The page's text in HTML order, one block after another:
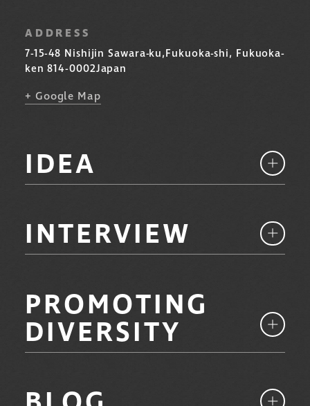
ADDRESS
7-15-48 Nishijin Sawara-ku,Fukuoka-shi, Fukuoka-
ken 814-0002Japan
+ Google Map
IDEA
INTERVIEW
PROMOTING
DIVERSITY